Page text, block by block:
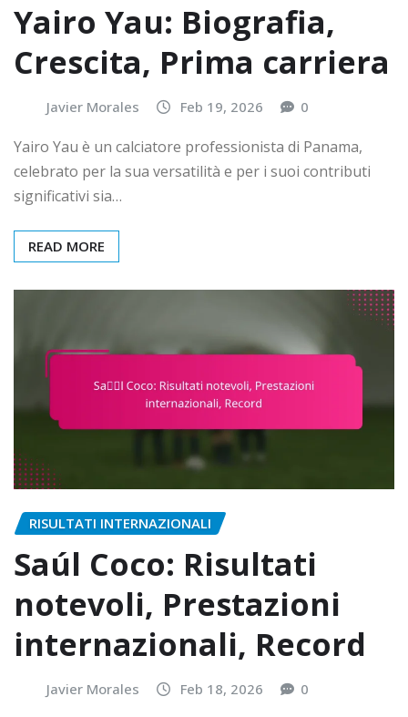
Yairo Yau: Biografia,
Crescita, Prima carriera
Javier Morales Feb 19, 2026 0
Yairo Yau è un calciatore professionista di Panama,
celebrato per la sua versatilità e per i suoi contributi
significativi sia…
READ MORE
RISULTATI INTERNAZIONALI
Saúl Coco: Risultati
notevoli, Prestazioni
internazionali, Record
Javier Morales Feb 18, 2026 0